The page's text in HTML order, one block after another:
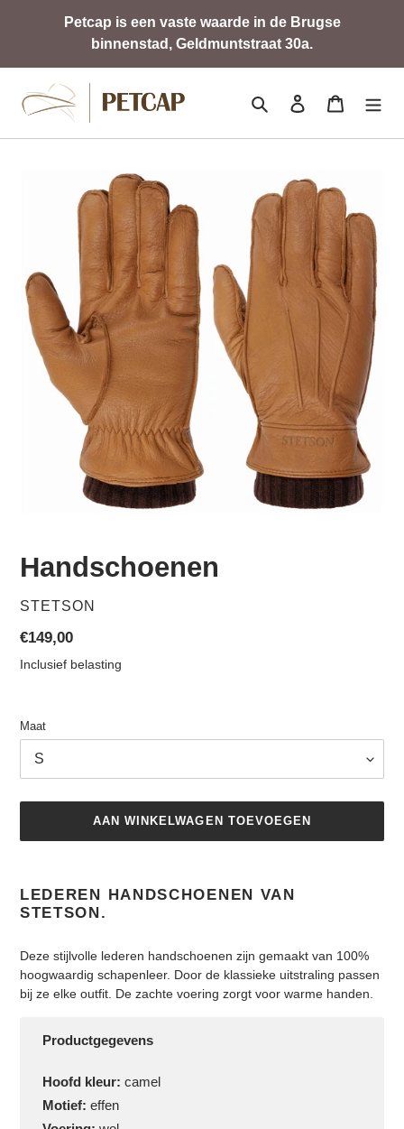
content
Petcap is een vaste waarde in de Brugse
binnenstad, Geldmuntstraat 30a.
Zoeken Aanmelden
Handschoenen
VERKOPER
STETSON
Normale
prijs
€149,00
Inclusief belasting
Maat
AAN WINKELWAGEN TOEVOEGEN
toegevoegen
aan
LEDEREN HANDSCHOENEN VAN
STETSON.
Deze stijlvolle lederen handschoenen zijn gemaakt van 100%
hoogwaardig schapenleer. Door de klassieke uitstraling passen
bij ze elke outfit. De zachte voering zorgt voor warme handen.
Productgegevens
Hoofd kleur: camel
Motief: effen